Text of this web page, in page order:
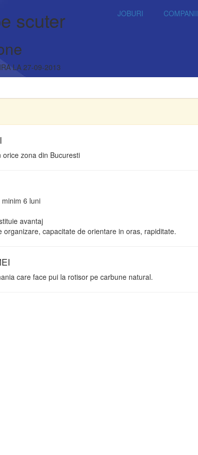
JOBURI COMPANII
scuter
LA 27-09-2013
zona din Bucuresti
6 luni
avantaj
organizare, capacitate de orientare in oras, rapiditate.
care face pui la rotisor pe carbune natural.